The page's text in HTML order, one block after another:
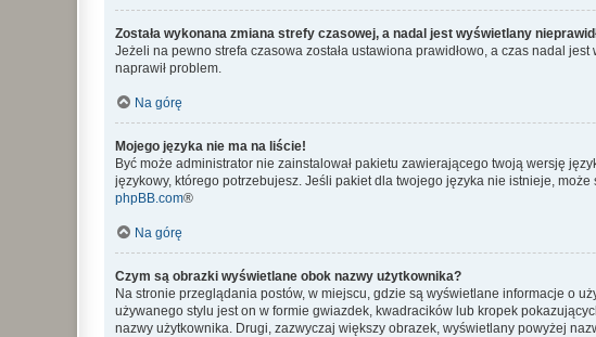
Została wykonana zmiana strefy czasowej, a nadal jest wyświetlany
Jeżeli na pewno strefa czasowa została ustawiona prawidłowo, a czas nadal
naprawił problem.
Na górę
Mojego języka nie ma na liście!
Być może administrator nie zainstalował pakietu zawierającego twoją wersję
językowy, którego potrzebujesz. Jeśli pakiet dla twojego języka nie istnieje,
phpBB.com®
Na górę
Czym są obrazki wyświetlane obok nazwy użytkownika?
Na stronie przeglądania postów, w miejscu, gdzie są wyświetlane informacje o
używanego stylu jest on w formie gwiazdek, kwadracików lub kropek
nazwy użytkownika. Drugi, zazwyczaj większy obrazek, wyświetlany powyżej